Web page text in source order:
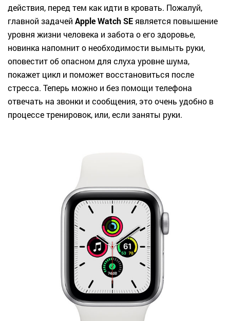
действия, перед тем как идти в кровать. Пожалуй,
главной задачей Apple Watch SE является повышение
уровня жизни человека и забота о его здоровье,
новинка напомнит о необходимости вымыть руки,
оповестит об опасном для слуха уровне шума,
покажет цикл и поможет восстановиться после
стресса. Теперь можно и без помощи телефона
отвечать на звонки и сообщения, это очень удобно в
процессе тренировок, или, если заняты руки.